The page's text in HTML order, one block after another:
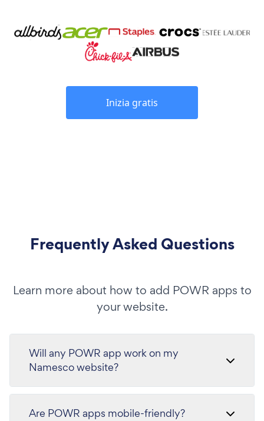
Inizia gratis
Frequently Asked Questions
Learn more about how to add POWR apps to
your website.
Will any POWR app work on my
Namesco website?
Are POWR apps mobile-friendly?